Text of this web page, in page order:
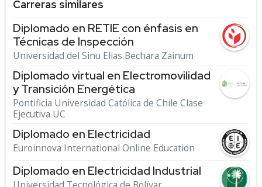
Carreras similares
Diplomado en RETIE con énfasis en
Técnicas de Inspección
Universidad del Sinu Elias Bechara Zainum
Diplomado virtual en Electromovilidad
y Transición Energética
Pontificia Universidad Católica de Chile Clase
Ejecutiva UC
Diplomado en Electricidad
Euroinnova International Online Education
Diplomado en Electricidad Industrial